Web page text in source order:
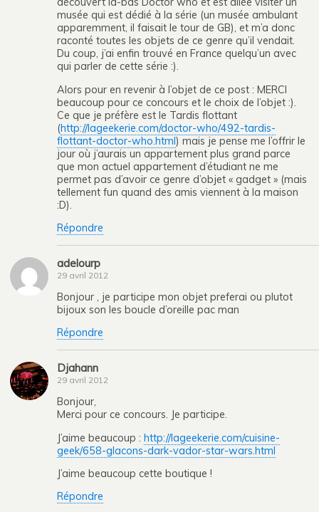
musée qui est dédié à la série (un musée ambulant
apparemment, il faisait le tour de GB), et m’a donc
raconté toutes les objets de ce genre qu’il vendait.
Du coup, j’ai enfin trouvé en France quelqu’un avec
qui parler de cette série :).
Alors pour en revenir à l’objet de ce post : MERCI
beaucoup pour ce concours et le choix de l’objet :).
Ce que je préfère est le Tardis flottant
(http://lageekerie.com/doctor-who/492-tardis-
flottant-doctor-who.html) mais je pense me l’offrir le
jour où j’aurais un appartement plus grand parce
que mon actuel appartement d’étudiant ne me
permet pas d’avoir ce genre d’objet « gadget » (mais
tellement fun quand des amis viennent à la maison
:D).
Répondre
adelourp
29 avril 2012
Bonjour , je participe mon objet preferai ou plutot
bijoux son les boucle d’oreille pac man
Répondre
Djahann
29 avril 2012
Bonjour,
Merci pour ce concours. Je participe.
J’aime beaucoup : http://lageekerie.com/cuisine-
geek/658-glacons-dark-vador-star-wars.html
J’aime beaucoup cette boutique !
Répondre